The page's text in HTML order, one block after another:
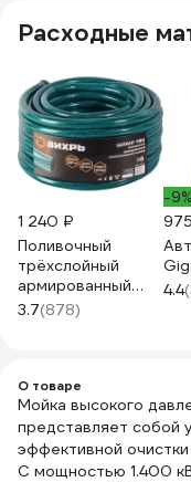
Расходные
1 240 ₽
Поливочный
трёхслойный
армированный
шланг Вихрь 3/4",
25 м 73/7/2/1
3.7(878)
-9%
4.4
О товаре
Мойка высокого
представляет собой
эффективной
С мощностью 1.400